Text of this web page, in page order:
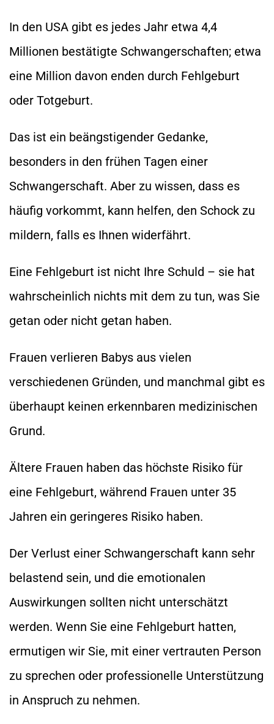
In den USA gibt es jedes Jahr etwa 4,4
Millionen bestätigte Schwangerschaften; etwa
eine Million davon enden durch Fehlgeburt
oder Totgeburt.
Das ist ein beängstigender Gedanke,
besonders in den frühen Tagen einer
Schwangerschaft. Aber zu wissen, dass es
häufig vorkommt, kann helfen, den Schock zu
mildern, falls es Ihnen widerfährt.
Eine Fehlgeburt ist nicht Ihre Schuld – sie hat
wahrscheinlich nichts mit dem zu tun, was Sie
getan oder nicht getan haben.
Frauen verlieren Babys aus vielen
verschiedenen Gründen, und manchmal gibt es
überhaupt keinen erkennbaren medizinischen
Grund.
Ältere Frauen haben das höchste Risiko für
eine Fehlgeburt, während Frauen unter 35
Jahren ein geringeres Risiko haben.
Der Verlust einer Schwangerschaft kann sehr
belastend sein, und die emotionalen
Auswirkungen sollten nicht unterschätzt
werden. Wenn Sie eine Fehlgeburt hatten,
ermutigen wir Sie, mit einer vertrauten Person
zu sprechen oder professionelle Unterstützung
in Anspruch zu nehmen.